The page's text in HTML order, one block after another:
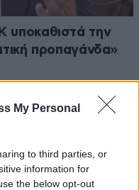
My Personal
to third parties, or
information for
the below opt-out
την
προπαγάνδα»